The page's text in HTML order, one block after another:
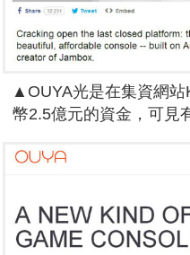
▲OUYA光是在集資網站
幣2.5億元的資金，可見